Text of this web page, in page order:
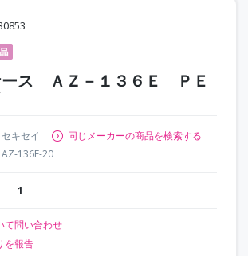
ース ＡＺ－１３６Ｅ ＰＥ
セキセイ
同じメーカーの商品を検索する
AZ-136E-20
1
て問い合わせ
を報告